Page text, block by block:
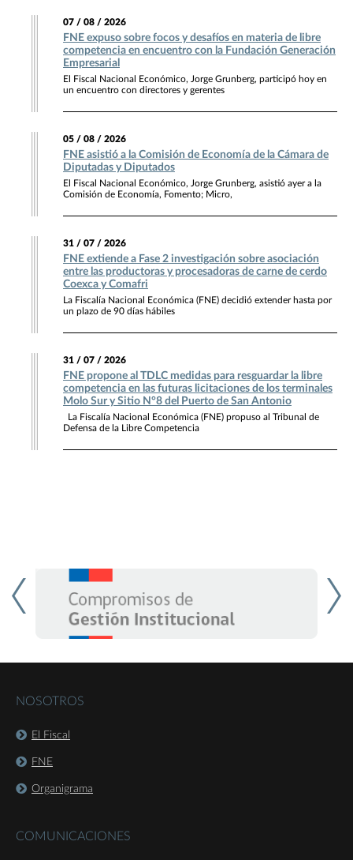
07 / 08 / 2026
FNE expuso sobre focos y desafíos en materia de libre
competencia en encuentro con la Fundación Generación
Empresarial
El Fiscal Nacional Económico, Jorge Grunberg, participó hoy en
un encuentro con directores y gerentes
05 / 08 / 2026
FNE asistió a la Comisión de Economía de la Cámara de
Diputadas y Diputados
El Fiscal Nacional Económico, Jorge Grunberg, asistió ayer a la
Comisión de Economía, Fomento; Micro,
31 / 07 / 2026
FNE extiende a Fase 2 investigación sobre asociación
entre las productoras y procesadoras de carne de cerdo
Coexca y Comafri
La Fiscalía Nacional Económica (FNE) decidió extender hasta por
un plazo de 90 días hábiles
31 / 07 / 2026
FNE propone al TDLC medidas para resguardar la libre
competencia en las futuras licitaciones de los terminales
Molo Sur y Sitio N°8 del Puerto de San Antonio
La Fiscalía Nacional Económica (FNE) propuso al Tribunal de
Defensa de la Libre Competencia
NOSOTROS
El Fiscal
FNE
Organigrama
COMUNICACIONES